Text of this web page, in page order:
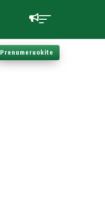
Prenumeruokite